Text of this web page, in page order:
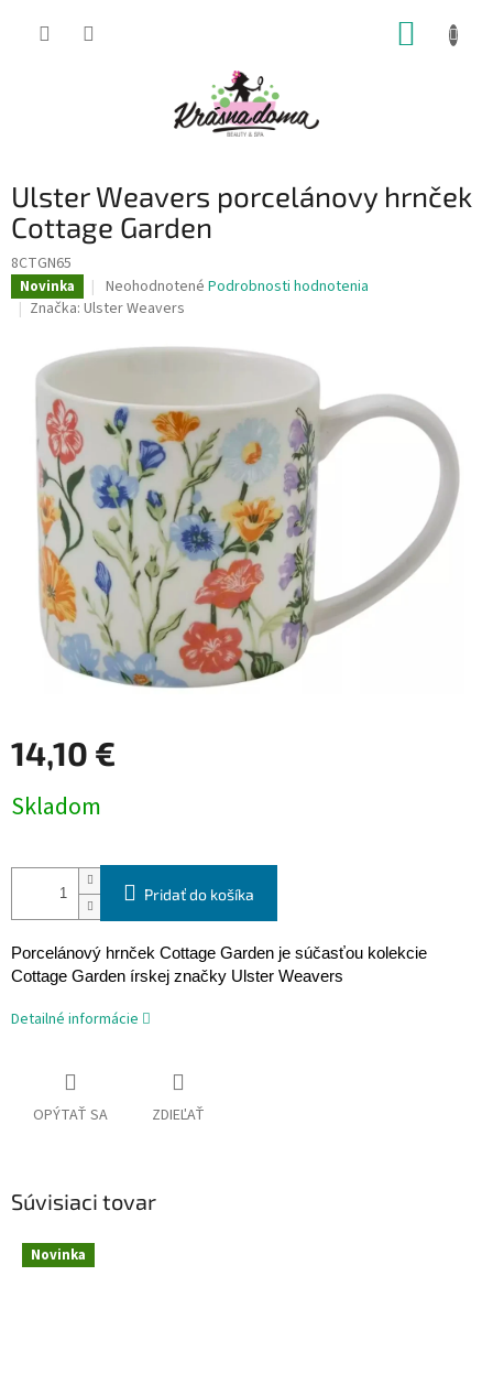
Ulster Weavers porcelánovy hrnček
Cottage Garden
8CTGN65
Novinka
Priemerné
hodnotenie
je
5
hviezdičiek.
Neohodnotené Podrobnosti hodnotenia
Značka: Ulster Weavers
14,10 €
cena:
Skladom
Pridať do košíka
Porcelánový hrnček Cottage Garden je súčasťou kolekcie
Cottage Garden írskej značky Ulster Weavers
Detailné informácie
OPÝTAŤ SA ZDIEĽAŤ
Súvisiaci tovar
Novinka